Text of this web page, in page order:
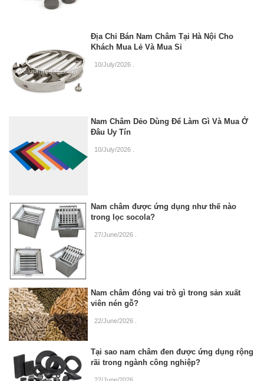
Địa Chỉ Bán Nam Châm Tại Hà Nội Cho
Khách Mua Lẻ Và Mua Sỉ
10/July/2026
Nam Châm Dẻo Dùng Để Làm Gì Và Mua Ở
Đâu Uy Tín
10/July/2026
Nam châm được ứng dụng như thế nào
trong lọc socola?
27/June/2026
Nam châm đóng vai trò gì trong sản xuất
viên nén gỗ?
22/June/2026
Tại sao nam châm đen được ứng dụng rộng
rãi trong ngành công nghiệp?